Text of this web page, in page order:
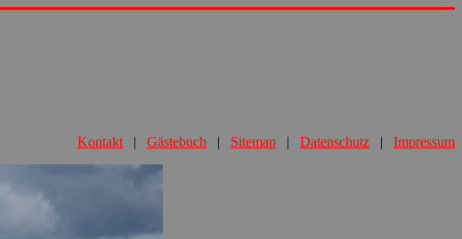
Kontakt | Gästebuch | Sitemap | Datenschutz | Impressum